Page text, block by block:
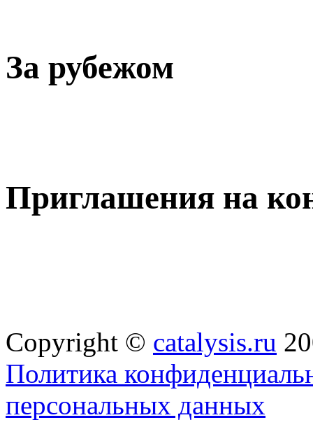
За рубежом
Приглашения на
Copyright © catalysis.ru
Политика
персональных данных